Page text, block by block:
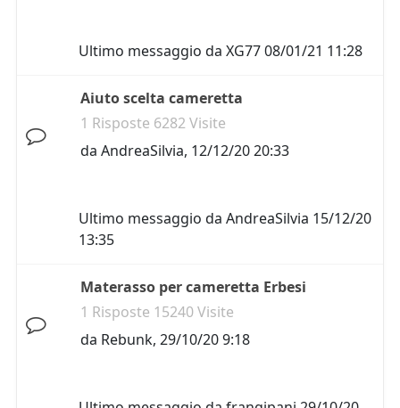
Ultimo messaggio da XG7708/01/21 11:28
Aiuto scelta cameretta
1 Risposte 6282 Visite
da AndreaSilvia, 12/12/20 20:33
Ultimo messaggio da AndreaSilvia 15/12/20
13:35
Materasso per cameretta Erbesi
1 Risposte 15240 Visite
da Rebunk, 29/10/20 9:18